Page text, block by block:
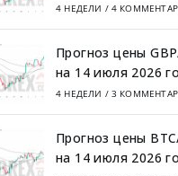
4 НЕДЕЛИ / 4
Прогноз цены
на 14 июля 2026
4 НЕДЕЛИ / 3
Прогноз цены
на 14 июля 2026